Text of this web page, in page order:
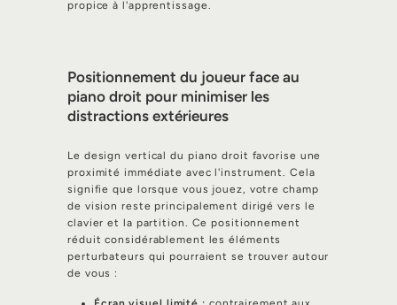
propice à l'apprentissage.
Positionnement du joueur face au
piano droit pour minimiser les
distractions extérieures
Le design vertical du piano droit favorise une
proximité immédiate avec l'instrument. Cela
signifie que lorsque vous jouez, votre champ
de vision reste principalement dirigé vers le
clavier et la partition. Ce positionnement
réduit considérablement les éléments
perturbateurs qui pourraient se trouver autour
de vous :